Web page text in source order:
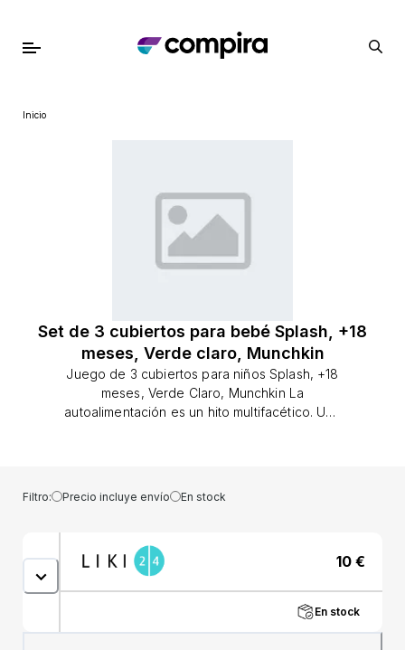
Inicio
Set de 3 cubiertos para bebé Splash, +18
meses, Verde claro, Munchkin
Juego de 3 cubiertos para niños Splash, +18
meses, Verde Claro, Munchkin La
autoalimentación es un hito multifacético. Una
la dirección correcta con los cubiertos para
bebés Munchkin Splash™.Cubiertos
independiente. Diseñado especialmente para
bocas y manos pequeñas, este juego de
autoalimentación al siguiente nivel, con
mangos cómodos y fáciles de agarrar y una
Filtro: Precio incluye envío En stock
10 €
En stock